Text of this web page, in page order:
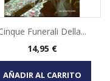
Funerali Della...
Precio
14,95 €
AÑADIR AL CARRITO